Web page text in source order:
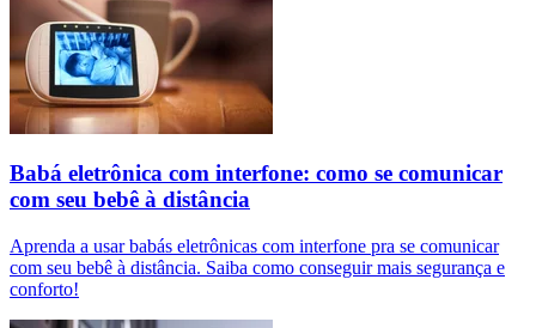
Babá eletrônica com interfone: como se comunicar
com seu bebê à distância
Aprenda a usar babás eletrônicas com interfone pra se comunicar
com seu bebê à distância. Saiba como conseguir mais segurança e
conforto!